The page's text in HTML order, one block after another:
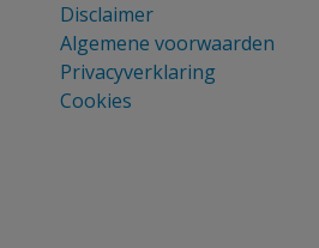
Disclaimer
Algemene voorwaarden
Privacyverklaring
Cookies